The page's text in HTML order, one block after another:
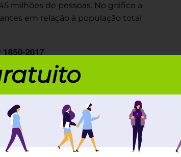
milhões de pessoas. No gráfico a
em relação à população total